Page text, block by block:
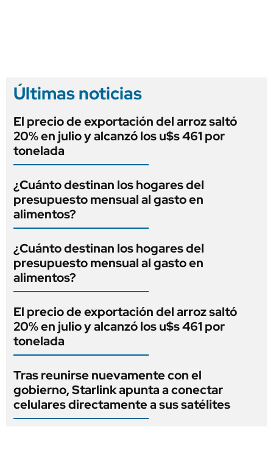
Últimas noticias
El precio de exportación del arroz saltó
20% en julio y alcanzó los u$s 461 por
tonelada
¿Cuánto destinan los hogares del
presupuesto mensual al gasto en
alimentos?
¿Cuánto destinan los hogares del
presupuesto mensual al gasto en
alimentos?
El precio de exportación del arroz saltó
20% en julio y alcanzó los u$s 461 por
tonelada
Tras reunirse nuevamente con el
gobierno, Starlink apunta a conectar
celulares directamente a sus satélites